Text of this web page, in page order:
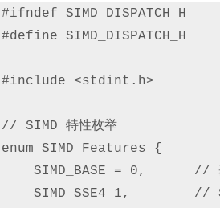
#ifndef SIMD_DISPATCH_H
#define SIMD_DISPATCH_H
#include <stdint.h>
// SIMD 特性枚举
enum SIMD_Features {